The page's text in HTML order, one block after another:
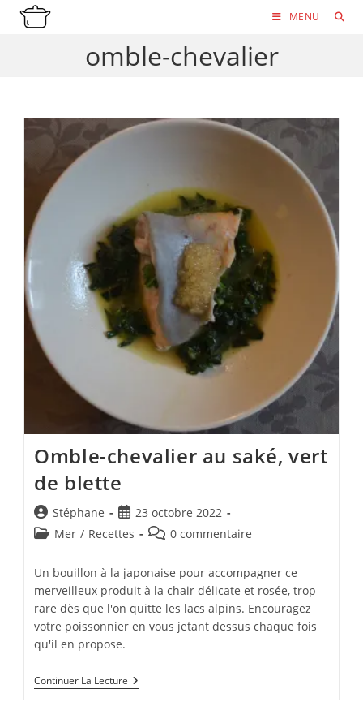
Skip
MENU
omble-chevalier
Omble-chevalier au saké, vert
de blette
Auteur/autrice
de
Stéphane
Publication
publiée :
23 octobre 2022
PostMer / Recettes
Commentaires
publication :
0 commentaire
Un bouillon à la japonaise pour accompagner ce
merveilleux produit à la chair délicate et rosée, trop
rare dès que l'on quitte les lacs alpins. Encouragez
votre poissonnier en vous jetant dessus chaque fois
qu'il en propose.
Continuer La Lecture Omble-
Chevalier